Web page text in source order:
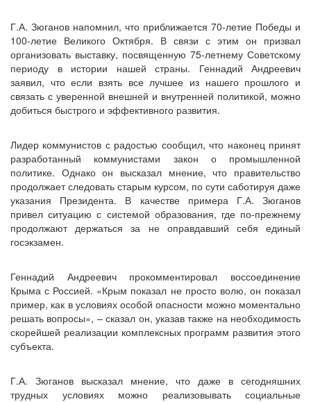
Г.А. Зюганов напомнил, что приближается 70-летие Победы и
100-летие Великого Октября. В связи с этим он призвал
организовать выставку, посвященную 75-летнему Советскому
периоду в истории нашей страны. Геннадий Андреевич
заявил, что если взять все лучшее из нашего прошлого и
связать с уверенной внешней и внутренней политикой, можно
добиться быстрого и эффективного развития.
Лидер коммунистов с радостью сообщил, что наконец принят
разработанный коммунистами закон о промышленной
политике. Однако он высказал мнение, что правительство
продолжает следовать старым курсом, по сути саботируя даже
указания Президента. В качестве примера Г.А. Зюганов
привел ситуацию с системой образования, где по-прежнему
продолжают держаться за не оправдавший себя единый
госэкзамен.
Геннадий Андреевич прокомментировал воссоединение
Крыма с Россией. «Крым показал не просто волю, он показал
пример, как в условиях особой опасности можно моментально
решать вопросы», – сказал он, указав также на необходимость
скорейшей реализации комплексных программ развития этого
субъекта.
Г.А. Зюганов высказал мнение, что даже в сегодняшних
трудных условиях можно реализовывать социальные